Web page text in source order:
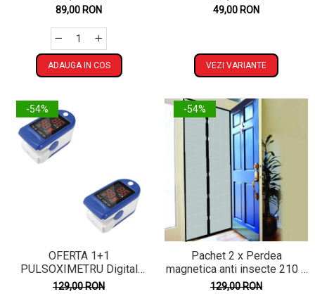
89,00 RON
ADAUGA IN COS
49,00 RON
VEZI VARIANTE
-54%
OFERTA 1+1
PULSOXIMETRU Digital
pentru Deget
129,00 RON
-54%
Pachet 2 x Perdea
magnetica anti insecte 210 x
100 cm
129,00 RON